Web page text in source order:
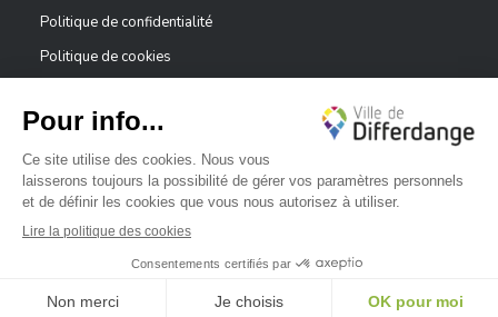
Politique de confidentialité
Politique de cookies
Déclaration d’accessibilité
Dispositif de signalement — lanceurs d’alerte
©2026 Tous droits réservés . Ville de Differdange
✕
Bonjour, comment puis-je vous aider ?